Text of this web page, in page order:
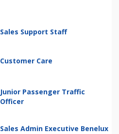
Sales Support Staff
Customer Care
Junior Passenger Traffic
Officer
Sales Admin Executive Benelux